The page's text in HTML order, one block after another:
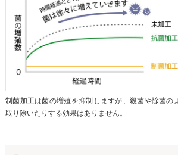
制菌加工は菌の増殖を抑制しますが、殺菌や除菌の
取り除いたりする効果はありません。